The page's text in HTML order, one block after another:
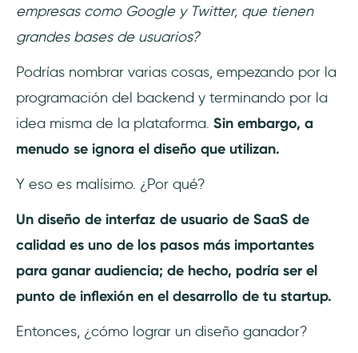
SaaS
El producto debe ser cercano
diseño
Centra el tiempo de diseño en las funciones
más comunes de tu aplicación
Céntrate en tu público objetivo
empresas como Google y Twitter, que tienen
grandes bases de usuarios?
Podrías nombrar varias cosas, empezando por la
programación del backend y terminando por la
idea misma de la plataforma. Sin embargo, a
menudo se ignora el diseño que utilizan.
Y eso es malísimo. ¿Por qué?
Un diseño de interfaz de usuario de SaaS de
calidad es uno de los pasos más importantes
para ganar audiencia; de hecho, podría ser el
punto de inflexión en el desarrollo de tu startup.
Entonces, ¿cómo lograr un diseño ganador?